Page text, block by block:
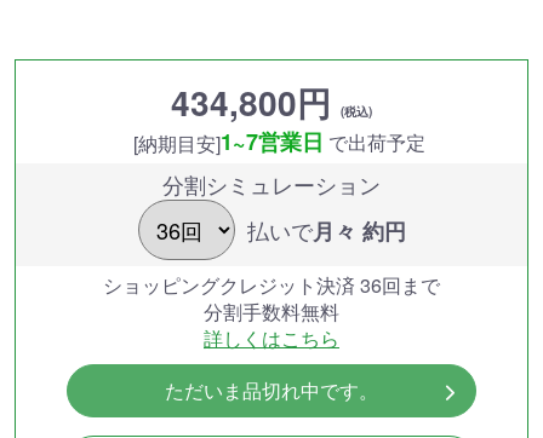
434,800円 (税込)
[納期目安]1~7営業日 で出荷予定
分割シミュレーション
払いで月々 約円
ショッピングクレジット決済 36回まで
分割手数料無料
詳しくはこちら
ただいま品切れ中です。